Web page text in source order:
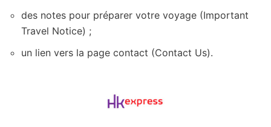
des notes pour préparer votre voyage (Important
Travel Notice) ;
un lien vers la page contact (Contact Us).